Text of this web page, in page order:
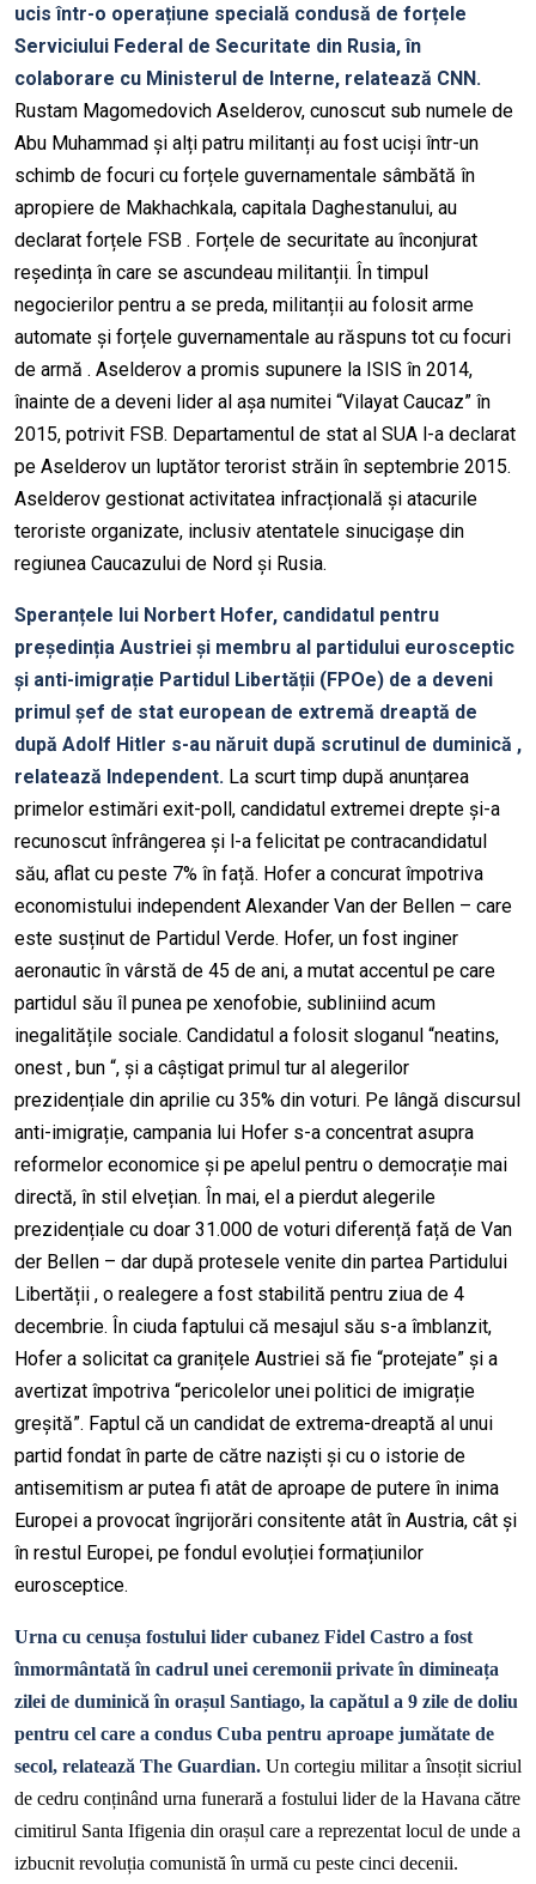
ucis într-o operațiune specială condusă de forțele
Serviciului Federal de Securitate din Rusia, în
colaborare cu Ministerul de Interne, relatează CNN.
Rustam Magomedovich Aselderov, cunoscut sub numele de
Abu Muhammad și alți patru militanți au fost uciși într-un
schimb de focuri cu forțele guvernamentale sâmbătă în
apropiere de Makhachkala, capitala Daghestanului, au
declarat forțele FSB . Forțele de securitate au înconjurat
reședința în care se ascundeau militanții. În timpul
negocierilor pentru a se preda, militanții au folosit arme
automate și forțele guvernamentale au răspuns tot cu focuri
de armă . Aselderov a promis supunere la ISIS în 2014,
înainte de a deveni lider al așa numitei “Vilayat Caucaz” în
2015, potrivit FSB. Departamentul de stat al SUA l-a declarat
pe Aselderov un luptător terorist străin în septembrie 2015.
Aselderov gestionat activitatea infracțională și atacurile
teroriste organizate, inclusiv atentatele sinucigașe din
regiunea Caucazului de Nord și Rusia.
Speranțele lui Norbert Hofer, candidatul pentru
președinția Austriei și membru al partidului eurosceptic
și anti-imigrație Partidul Libertății (FPOe) de a deveni
primul șef de stat european de extremă dreaptă de
după Adolf Hitler s-au năruit după scrutinul de duminică ,
relatează Independent. La scurt timp după anunțarea
primelor estimări exit-poll, candidatul extremei drepte și-a
recunoscut înfrângerea și l-a felicitat pe contracandidatul
său, aflat cu peste 7% în față. Hofer a concurat împotriva
economistului independent Alexander Van der Bellen – care
este susținut de Partidul Verde. Hofer, un fost inginer
aeronautic în vârstă de 45 de ani, a mutat accentul pe care
partidul său îl punea pe xenofobie, subliniind acum
inegalitățile sociale. Candidatul a folosit sloganul “neatins,
onest , bun “, și a câștigat primul tur al alegerilor
prezidențiale din aprilie cu 35% din voturi. Pe lângă discursul
anti-imigrație, campania lui Hofer s-a concentrat asupra
reformelor economice și pe apelul pentru o democrație mai
directă, în stil elvețian. În mai, el a pierdut alegerile
prezidențiale cu doar 31.000 de voturi diferență față de Van
der Bellen – dar după protesele venite din partea Partidului
Libertății , o realegere a fost stabilită pentru ziua de 4
decembrie. În ciuda faptului că mesajul său s-a îmblanzit,
Hofer a solicitat ca granițele Austriei să fie “protejate” și a
avertizat împotriva “pericolelor unei politici de imigrație
greșită”. Faptul că un candidat de extrema-dreaptă al unui
partid fondat în parte de către naziști și cu o istorie de
antisemitism ar putea fi atât de aproape de putere în inima
Europei a provocat îngrijorări consitente atât în Austria, cât și
în restul Europei, pe fondul evoluției formațiunilor
eurosceptice.
Urna cu cenușa fostului lider cubanez Fidel Castro a fost
înmormântată în cadrul unei ceremonii private în dimineața
zilei de duminică în orașul Santiago, la capătul a 9 zile de doliu
pentru cel care a condus Cuba pentru aproape jumătate de
secol, relatează The Guardian. Un cortegiu militar a însoțit sicriul
de cedru conținând urna funerară a fostului lider de la Havana către
cimitirul Santa Ifigenia din orașul care a reprezentat locul de unde a
izbucnit revoluția comunistă în urmă cu peste cinci decenii.